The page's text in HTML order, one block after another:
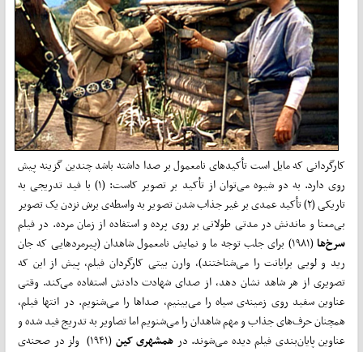
کارگردانی که مایل است تأکید‌های نامعمول بر صدا داشته باشد چندین گزینه پیش
روی دارد. به دو شیوه می‌توان از تأکید بر تصویر کاست: (۱) با فید تدریجی به
تاریکی (۲) تأکید عمدی بر غیر جذاب شدن تصویر به واسطه‌ی برش نزدن یک تصویر
بی‌معنا و ماندنش در مدتی طولانی بر روی پرده و استفاده از زمان مرده. در فیلم
سرخ‌ها
(۱۹۸۱) برای جلب توجه ما و نمایش نامعمول شاهدان (پیرمرد‌هایی که جان
رید و لویی برایانت را می‌شناختند)، وارن بیتی کارگردان فیلم، پیش از این که
تصویری از هر شاهد نشان دهد، از صدای شهادت دادنش استفاده می‌کند. وقتی
عناوین سفید روی زمینه‌ی سیاه را می‌بینیم، صدا‌ها را می‌شنویم. در انتها فیلم،
همچنان حرف‌های جذاب و مهم شاهدان را می‌شنویم اما تصاویر به تدریج فید شده و
عناوین پایان‌بندی فیلم دیده می‌‌شوند. در همشهری کین
(۱۹۴۱) ولز در صحنه‌ی